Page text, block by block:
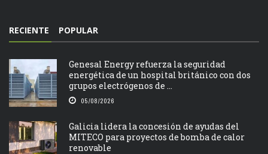
RECIENTE POPULAR
Genesal Energy refuerza la seguridad
energética de un hospital británico con dos
grupos electrógenos de ...
05/08/2026
Galicia lidera la concesión de ayudas del
MITECO para proyectos de bomba de calor
renovable